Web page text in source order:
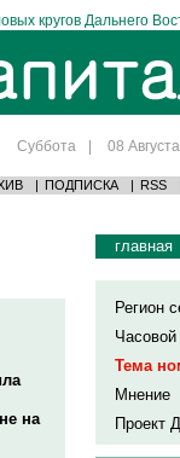
кругов Дальнего
Суббота | 08
| ПОДПИСКА | RSS
на
главная
Регион
Часовой
Тема
Мнение
Проект